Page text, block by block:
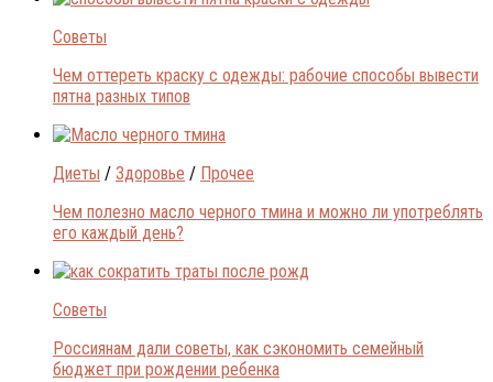
Советы
Чем оттереть краску с одежды: рабочие способы вывести
пятна разных типов
Диеты / Здоровье / Прочее
Чем полезно масло черного тмина и можно ли употреблять
его каждый день?
Советы
Россиянам дали советы, как сэкономить семейный
бюджет при рождении ребенка